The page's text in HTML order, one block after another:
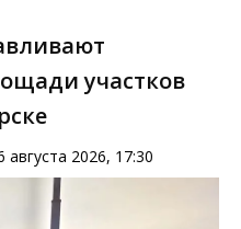
участков
августа 2026, 17:30